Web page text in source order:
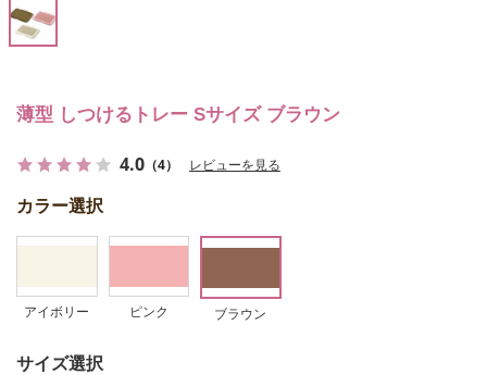
薄型 しつけるトレー Sサイズ ブラウン
4.0 （4） レビューを見る
カラー選択
アイボリー ピンク ブラウン
サイズ選択